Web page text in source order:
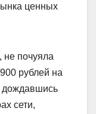
ценных
почуяла
рублей на
дождавшись
сети,